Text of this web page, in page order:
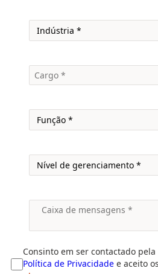
Consinto em ser contactado
Política de Privacidade e aceito os